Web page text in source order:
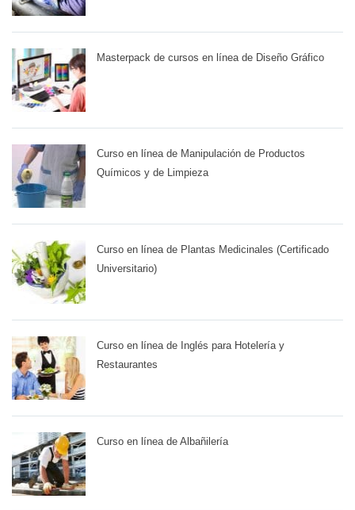
Masterpack de cursos en línea de Diseño Gráfico
Curso en línea de Manipulación de Productos
Químicos y de Limpieza
Curso en línea de Plantas Medicinales (Certificado
Universitario)
Curso en línea de Inglés para Hotelería y
Restaurantes
Curso en línea de Albañilería